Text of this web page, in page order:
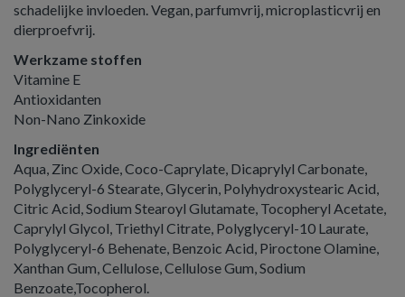
schadelijke invloeden. Vegan, parfumvrij, microplasticvrij en
dierproefvrij.
Werkzame stoffen
Vitamine E
Antioxidanten
Non-Nano Zinkoxide
Ingrediënten
Aqua, Zinc Oxide, Coco-Caprylate, Dicaprylyl Carbonate,
Polyglyceryl-6 Stearate, Glycerin, Polyhydroxystearic Acid,
Citric Acid, Sodium Stearoyl Glutamate, Tocopheryl Acetate,
Caprylyl Glycol, Triethyl Citrate, Polyglyceryl-10 Laurate,
Polyglyceryl-6 Behenate, Benzoic Acid, Piroctone Olamine,
Xanthan Gum, Cellulose, Cellulose Gum, Sodium
Benzoate,Tocopherol.